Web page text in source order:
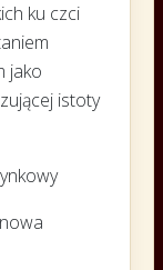
ku czci
jako
istoty